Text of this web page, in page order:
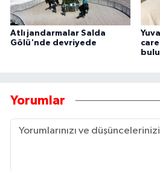
Atlı jandarmalar Salda
Gölü'nde devriyede
Yorumlar